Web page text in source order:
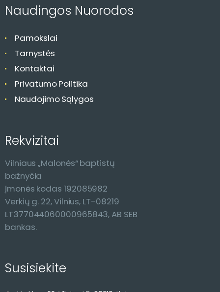
i
a
Naudingos Nuorodos
Pamokslai
Tarnystės
Kontaktai
Privatumo Politika
Naudojimo Sąlygos
Rekvizitai
Vilniaus „Malonės“ baptistų
bažnyčia
Įmonės kodas 192085982
Verkių g. 22, Vilnius, LT-08219
LT377044060000965843, AB SEB
bankas.
Susisiekite